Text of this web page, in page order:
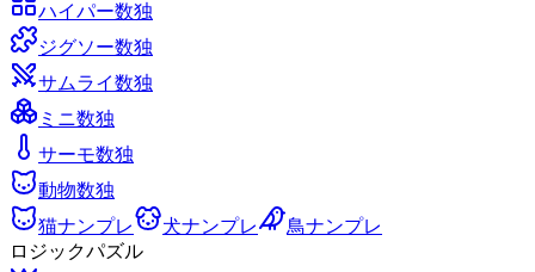
ハイパー数独
ジグソー数独
サムライ数独
ミニ数独
サーモ数独
動物数独
猫ナンプレ
犬ナンプレ
鳥ナンプレ
ロジックパズル